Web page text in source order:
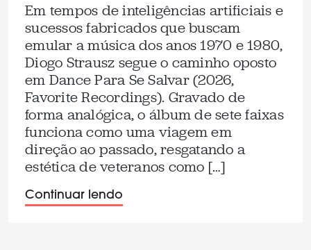
Em tempos de inteligências artificiais e
sucessos fabricados que buscam
emular a música dos anos 1970 e 1980,
Diogo Strausz segue o caminho oposto
em Dance Para Se Salvar (2026,
Favorite Recordings). Gravado de
forma analógica, o álbum de sete faixas
funciona como uma viagem em
direção ao passado, resgatando a
estética de veteranos como […]
Continuar lendo